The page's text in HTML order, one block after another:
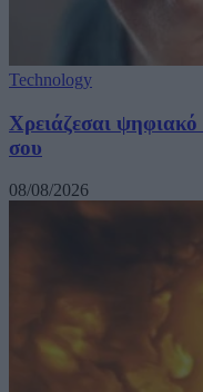
Technology
Χρειάζεσαι
σου
08/08/2026